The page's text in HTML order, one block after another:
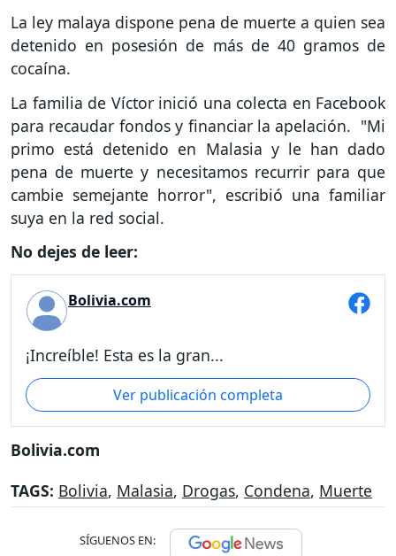
La ley malaya dispone pena de muerte a quien sea
detenido en posesión de más de 40 gramos de
cocaína.
La familia de Víctor inició una colecta en Facebook
para recaudar fondos y financiar la apelación. "Mi
primo está detenido en Malasia y le han dado
pena de muerte y necesitamos recurrir para que
cambie semejante horror", escribió una familiar
suya en la red social.
No dejes de leer:
Bolivia.com
¡Increíble! Esta es la gran...
Ver publicación completa
Bolivia.com
TAGS: Bolivia, Malasia, Drogas, Condena, Muerte
SÍGUENOS EN: